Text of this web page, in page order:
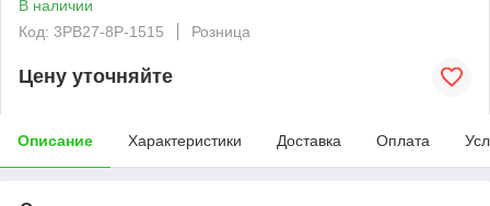
В наличии
Код: 3PB27-8P-1515
Розница
Цену уточняйте
Описание Характеристики Доставка Оплата